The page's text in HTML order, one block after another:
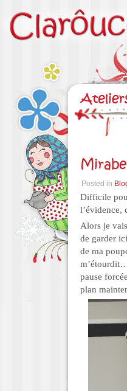
Posted in
Difficile
l’évidence,
Alors je
de garder
de ma
pause
plan